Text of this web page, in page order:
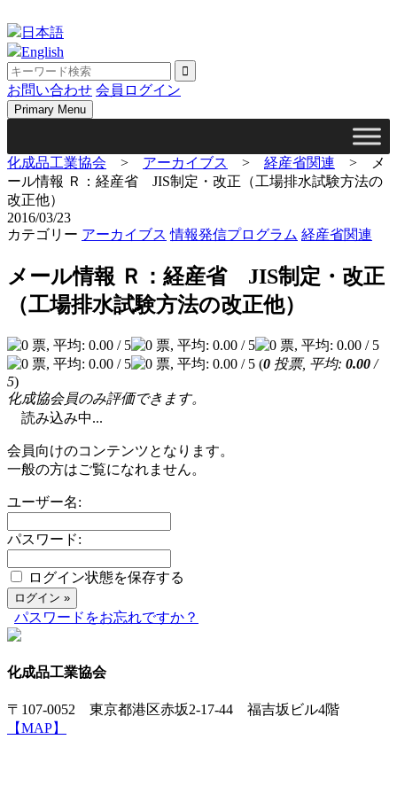
to
content
日本語
English
お問い合わせ 会員ログイン
Primary Menu
化成品工業協会 > アーカイブス > 経産省関連 >
メ
ール情報 Ｒ：経産省 JIS制定・改正（工場排水試験方法の
改正他）
2016/03/23
カテゴリー アーカイブス 情報発信プログラム 経産省関連
メール情報 Ｒ：経産省 JIS制定・改正
（工場排水試験方法の改正他）
(0 投票, 平均: 0.00 /
5)
化成協会員のみ評価できます。
読み込み中...
会員向けのコンテンツとなります。
一般の方はご覧になれません。
ユーザー名:
パスワード:
ログイン状態を保存する
パスワードをお忘れですか？
化成品工業協会
〒107-0052 東京都港区赤坂2-17-44 福吉坂ビル4階
【MAP】